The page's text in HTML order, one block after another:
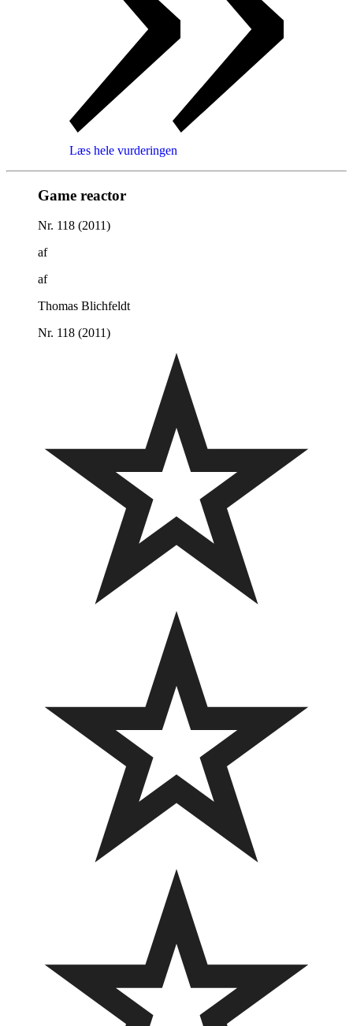
Læs hele vurderingen
Game reactor
Nr. 118 (2011)
af
af
Thomas Blichfeldt
Nr. 118 (2011)